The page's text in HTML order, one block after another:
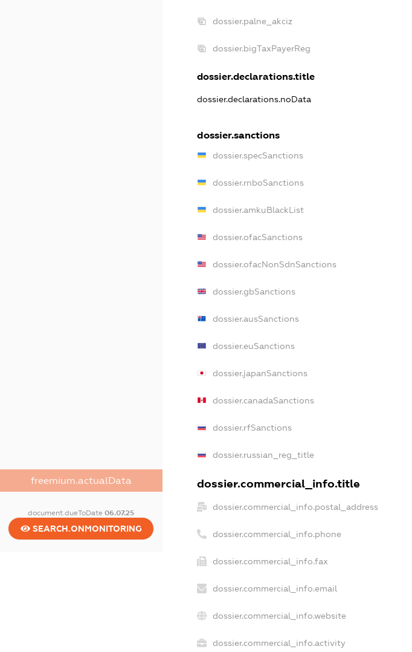
freemium.actualData
document.dueToDate06.07.25
SEARCH.ONMONITORING
dossier.palne_akciz
dossier.bigTaxPayerReg
dossier.declarations.title
dossier.declarations.noData
dossier.sanctions
dossier.specSanctions
dossier.rnboSanctions
dossier.amkuBlackList
dossier.ofacSanctions
dossier.ofacNonSdnSanctions
dossier.gbSanctions
dossier.ausSanctions
dossier.euSanctions
dossier.japanSanctions
dossier.canadaSanctions
dossier.rfSanctions
dossier.russian_reg_title
dossier.commercial_info.title
dossier.commercial_info.postal_address
dossier.commercial_info.phone
dossier.commercial_info.fax
dossier.commercial_info.email
dossier.commercial_info.website
dossier.commercial_info.activity